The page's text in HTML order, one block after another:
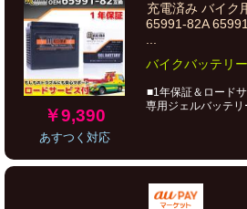
￥9,390
あすつく対応
充電済み バイク
65991-82A
バイクバッテリ
■1年保証＆ロード
専用ジェルバッテ